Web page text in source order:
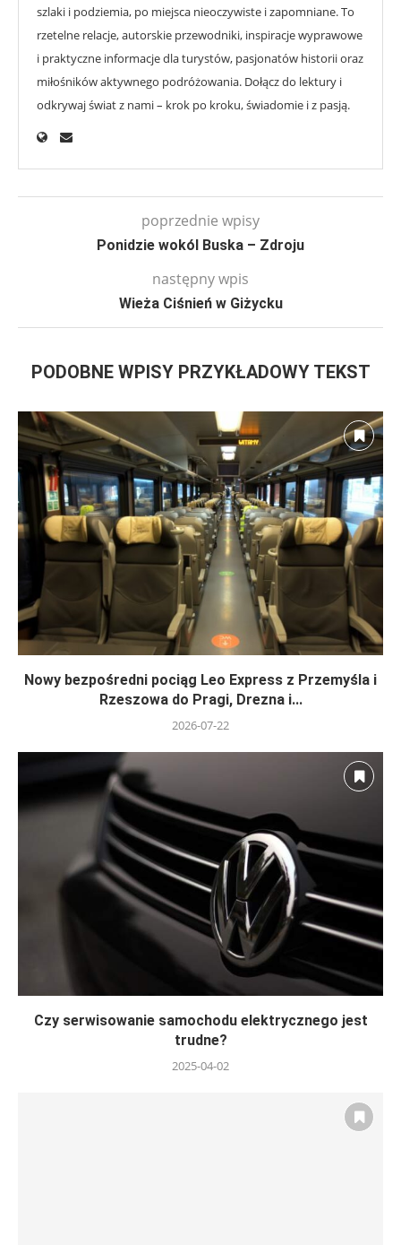
szlaki i podziemia, po miejsca nieoczywiste i zapomniane. To
rzetelne relacje, autorskie przewodniki, inspiracje wyprawowe
i praktyczne informacje dla turystów, pasjonatów historii oraz
miłośników aktywnego podróżowania. Dołącz do lektury i
odkrywaj świat z nami – krok po kroku, świadomie i z pasją.
poprzednie wpisy
Ponidzie wokól Buska – Zdroju
następny wpis
Wieża Ciśnień w Giżycku
PODOBNE WPISY PRZYKŁADOWY TEKST
Nowy bezpośredni pociąg Leo Express z Przemyśla i
Rzeszowa do Pragi, Drezna i...
2026-07-22
Czy serwisowanie samochodu elektrycznego jest
trudne?
2025-04-02